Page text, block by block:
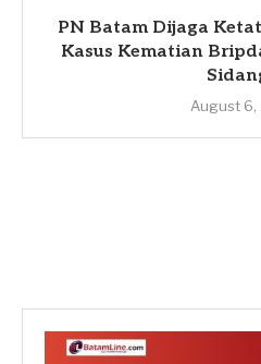
PN Batam Dijaga
Kasus Kematian
August 6,